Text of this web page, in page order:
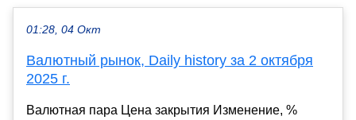
01:28, 04 Окт
Валютный рынок, Daily history за 2 октября
2025 г.
Валютная пара Цена закрытия Изменение, %